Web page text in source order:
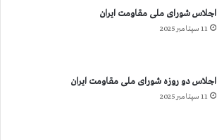
اجلاس شورای ملی مقاومت ایران
11 سپتامبر 2025
اجلاس دو روزه شورای ملی مقاومت ایران
11 سپتامبر 2025